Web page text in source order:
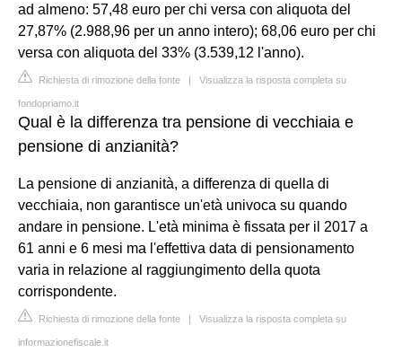
ad almeno: 57,48 euro per chi versa con aliquota del
27,87% (2.988,96 per un anno intero); 68,06 euro per chi
versa con aliquota del 33% (3.539,12 l'anno).
Richiesta di rimozione della fonte | Visualizza la risposta completa su
fondopriamo.it
Qual è la differenza tra pensione di vecchiaia e
pensione di anzianità?
La pensione di anzianità, a differenza di quella di
vecchiaia, non garantisce un'età univoca su quando
andare in pensione. L'età minima è fissata per il 2017 a
61 anni e 6 mesi ma l'effettiva data di pensionamento
varia in relazione al raggiungimento della quota
corrispondente.
Richiesta di rimozione della fonte | Visualizza la risposta completa su
informazionefiscale.it